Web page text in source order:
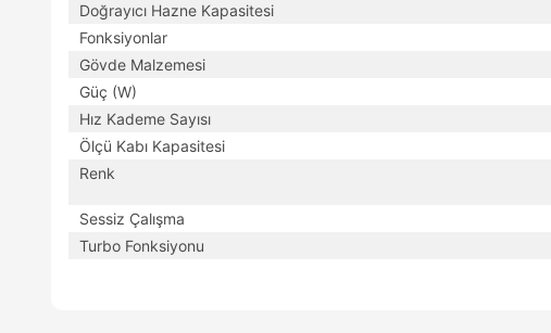
Doğrayıcı Hazne Kapasitesi
Fonksiyonlar
Gövde Malzemesi
Güç (W)
Hız Kademe Sayısı
Ölçü Kabı Kapasitesi
Renk
Sessiz Çalışma
Turbo Fonksiyonu